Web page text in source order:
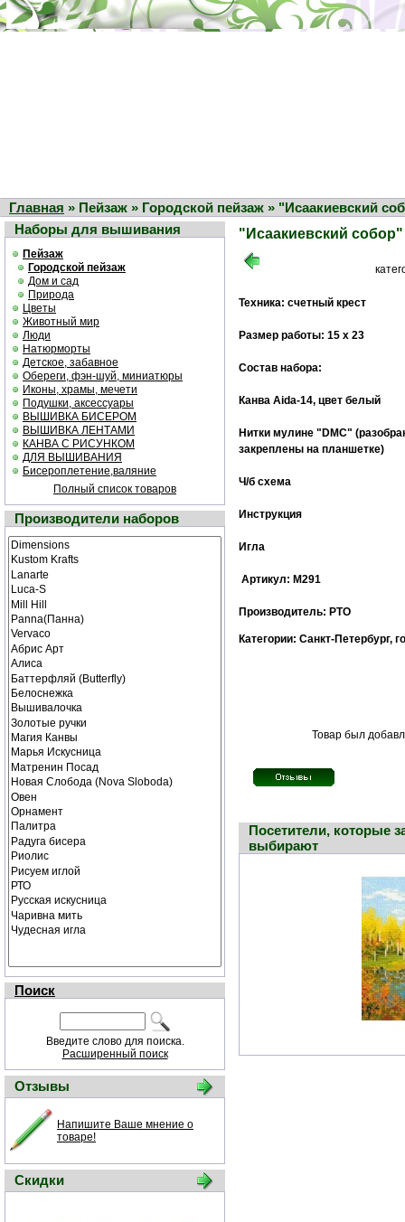
Главная » Пейзаж » Городской пейзаж » "Исаакиевский
Наборы для вышивания
Пейзаж
Городской пейзаж
Дом и сад
Природа
Цветы
Животный мир
Люди
Натюрморты
Детское, забавное
Обереги, фэн-шуй, миниатюры
Иконы, храмы, мечети
Подушки, аксессуары
ВЫШИВКА БИСЕРОМ
ВЫШИВКА ЛЕНТАМИ
КАНВА С РИСУНКОМ
ДЛЯ ВЫШИВАНИЯ
Бисероплетение,валяние
Полный список товаров
Производители наборов
Поиск
Введите слово для поиска.
Расширенный поиск
Отзывы
Напишите Ваше мнение о
товаре!
Скидки
"Исаакиевский собор"
Техника: счетный крест
Размер работы: 15 х 23
Состав набора:
Канва Aida-14, цвет белый
Нитки мулине "DMC"
закреплены на планшетке)
Ч/б cхема
Инструкция
Игла
Артикул: М291
Производитель: РТО
Категории: Санкт-Петербург,
Товар был
Посетители, которые
выбирают